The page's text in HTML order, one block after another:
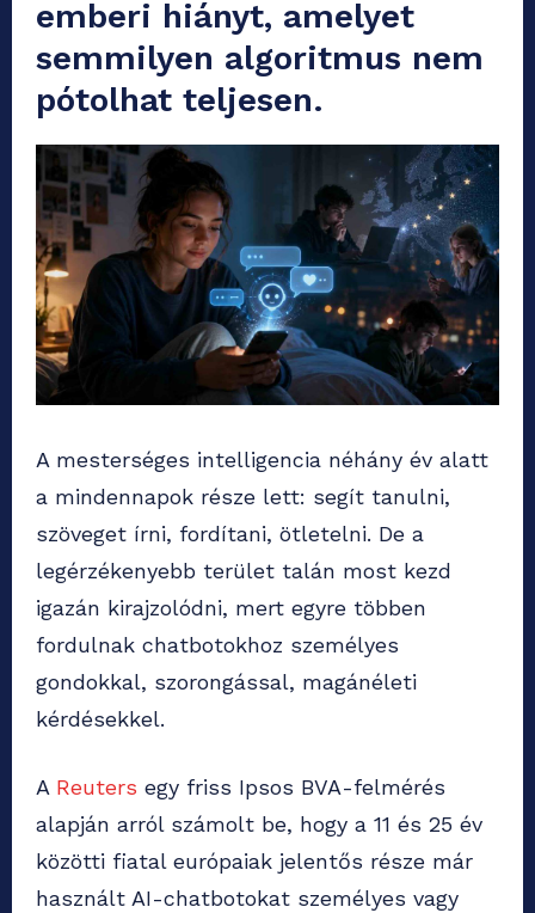
emberi hiányt, amelyet
semmilyen algoritmus nem
pótolhat teljesen.
A mesterséges intelligencia néhány év alatt
a mindennapok része lett: segít tanulni,
szöveget írni, fordítani, ötletelni. De a
legérzékenyebb terület talán most kezd
igazán kirajzolódni, mert egyre többen
fordulnak chatbotokhoz személyes
gondokkal, szorongással, magánéleti
kérdésekkel.
A Reuters egy friss Ipsos BVA-felmérés
alapján arról számolt be, hogy a 11 és 25 év
közötti fiatal európaiak jelentős része már
használt AI-chatbotokat személyes vagy